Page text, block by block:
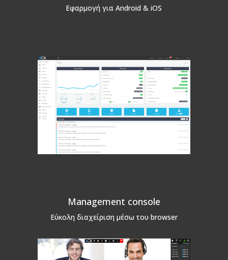
Εφαρμογή για Android & iOS
Management console
Εύκολη διαχείριση μέσω του browser